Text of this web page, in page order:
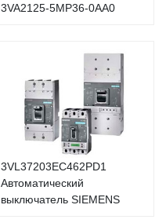
3VA2125-5MP36-0AA0
3VL37203EC462PD1
Автоматический
выключатель SIEMENS